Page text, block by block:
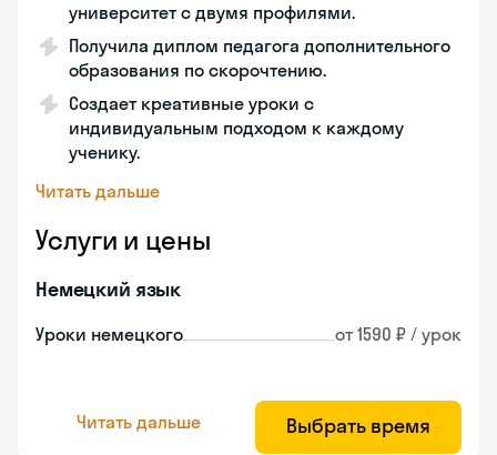
университет с двумя профилями.
Получила диплом педагога дополнительного
образования по скорочтению.
Создает креативные уроки с
индивидуальным подходом к каждому
ученику.
Читать дальше
Услуги и цены
Немецкий язык
Уроки немецкого от 1590 ₽ / урок
Читать дальше Выбрать время